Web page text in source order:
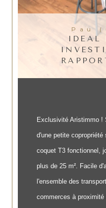
Pau
IDEAL
Exclusivité Aristimmo !
d'une petite
coquet T3 fonctionnel,
plus de 25 m². Facile
l'ensemble des
commerces à